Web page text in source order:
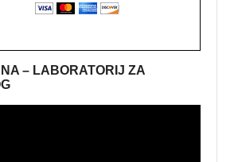
– LABORATORIJ ZA